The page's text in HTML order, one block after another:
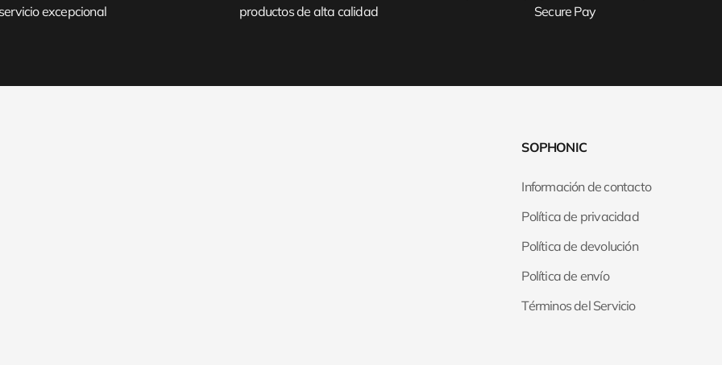
excepcional
productos de alta calidad
Secure Pay
SOPHONIC
Información de contacto
Política de privacidad
Política de devolución
Política de envío
Términos del Servicio